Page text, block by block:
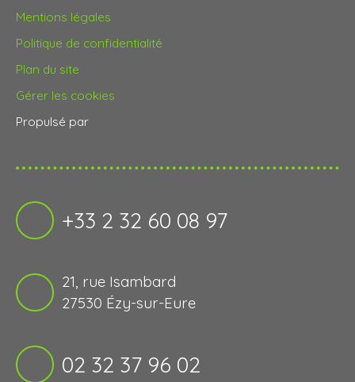
Mentions légales
Politique de confidentialité
Plan du site
Gérer les cookies
Propulsé par
+33 2 32 60 08 97
21, rue Isambard
27530 Ézy-sur-Eure
02 32 37 96 02